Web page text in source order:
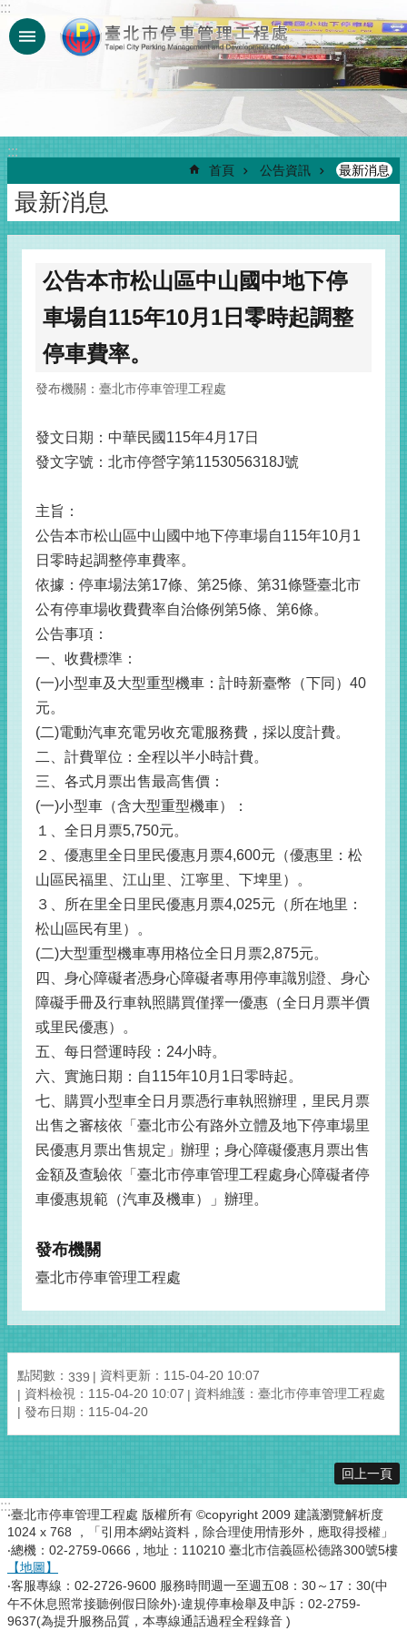
跳到主要內容區塊
:::
:::
首頁 公告資訊 最新消息
最新消息
公告本市松山區中山國中地下停
車場自115年10月1日零時起調整
停車費率。
發布機關：臺北市停車管理工程處
發文日期：中華民國115年4月17日
發文字號：北市停營字第1153056318J號
主旨：
公告本市松山區中山國中地下停車場自115年10月1
日零時起調整停車費率。
依據：停車場法第17條、第25條、第31條暨臺北市
公有停車場收費費率自治條例第5條、第6條。
公告事項：
一、收費標準：
(一)小型車及大型重型機車：計時新臺幣（下同）40
元。
(二)電動汽車充電另收充電服務費，採以度計費。
二、計費單位：全程以半小時計費。
三、各式月票出售最高售價：
(一)小型車（含大型重型機車）：
１、全日月票5,750元。
２、優惠里全日里民優惠月票4,600元（優惠里：松
山區民福里、江山里、江寧里、下埤里）。
３、所在里全日里民優惠月票4,025元（所在地里：
松山區民有里）。
(二)大型重型機車專用格位全日月票2,875元。
四、身心障礙者憑身心障礙者專用停車識別證、身心
障礙手冊及行車執照購買僅擇一優惠（全日月票半價
或里民優惠）。
五、每日營運時段：24小時。
六、實施日期：自115年10月1日零時起。
七、購買小型車全日月票憑行車執照辦理，里民月票
出售之審核依「臺北市公有路外立體及地下停車場里
民優惠月票出售規定」辦理；身心障礙優惠月票出售
金額及查驗依「臺北市停車管理工程處身心障礙者停
車優惠規範（汽車及機車）」辦理。
發布機關
臺北市停車管理工程處
點閱數： 339
資料更新：115-04-20 10:07
資料檢視：115-04-20 10:07
資料維護：臺北市停車管理工程處
發布日期：115-04-20
回上一頁
:::
‧臺北市停車管理工程處 版權所有 ©copyright 2009 建議瀏覽解析度
1024 x 768 ，「引用本網站資料，除合理使用情形外，應取得授權」
‧總機：02-2759-0666，地址：110210 臺北市信義區松德路300號5樓
【地圖】
‧客服專線：02-2726-9600 服務時間週一至週五08：30～17：30(中
午不休息照常接聽例假日除外)‧違規停車檢舉及申訴：02-2759-
9637(為提升服務品質，本專線通話過程全程錄音 )